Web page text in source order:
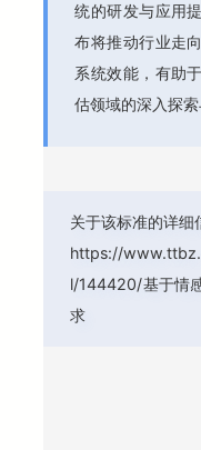
统的研发与应用
布将推动行业走
系统效能，有助
估领域的深入探索
关于该标准的详细
https://
l/144420/基于情
求